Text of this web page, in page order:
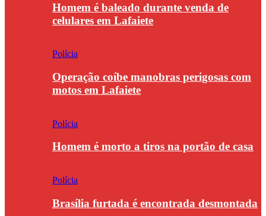
Homem é baleado durante venda de
celulares em Lafaiete
Polícia
Operação coíbe manobras perigosas com
motos em Lafaiete
Polícia
Homem é morto a tiros na portão de casa
Polícia
Brasília furtada é encontrada desmontada